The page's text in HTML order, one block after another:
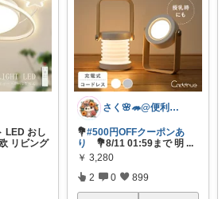
LED おし
リビング
さく🌸🦔@便利でかわいいを探す旅
💐#500円OFFクーポンあ
り
💐8/11 01:59まで 明 ...
￥ 3,280
2 0 899